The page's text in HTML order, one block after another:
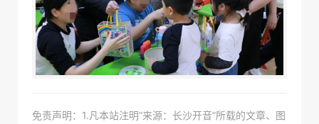
免责声明：1.凡本站注明“来源：长沙开音”所载的文章、图